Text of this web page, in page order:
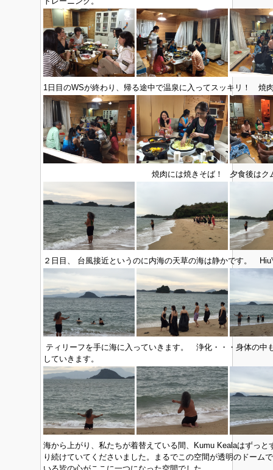
1日目のWSが終わり、帰る途中で温泉に入ってスッキリ！ 焼
焼肉には焼きそば！ 夕食後は
２日目、 台風接近というのに内海の天草の海は静かです。
ティリーフを手に海に入っていきます。 浄化・・・身体の
していきます。
海から上がり、私たちが着替えている間、Kumu Kealaはずっ
り続けていてくださいました。まるでこの空間が透明のドーム